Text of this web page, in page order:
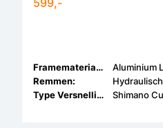
599,-
Framemateriaal:
Aluminium
Remmen:
Type Versnellingen: